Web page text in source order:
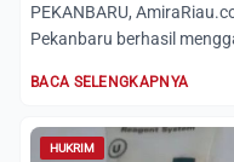
PEKANBARU,
Pekanbaru berhasil
BACA SELENGKAPNYA
HUKRIM